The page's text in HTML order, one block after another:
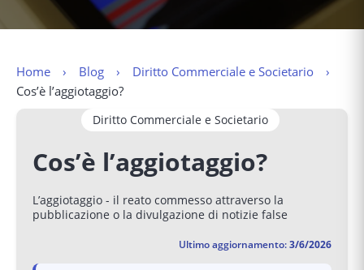
Home Blog
Diritto Commerciale e Societario
Cos’è l’aggiotaggio?
Diritto Commerciale e Societario
Cos’è l’aggiotaggio?
L’aggiotaggio - il reato commesso attraverso la
pubblicazione o la divulgazione di notizie false
Ultimo aggiornamento:3/6/2026